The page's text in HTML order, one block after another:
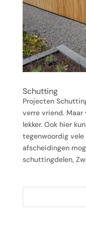
Schutting
Projecten
verre vriend.
lekker. Ook hier
tegenwoordig vele
afscheidingen
schuttingdelen,